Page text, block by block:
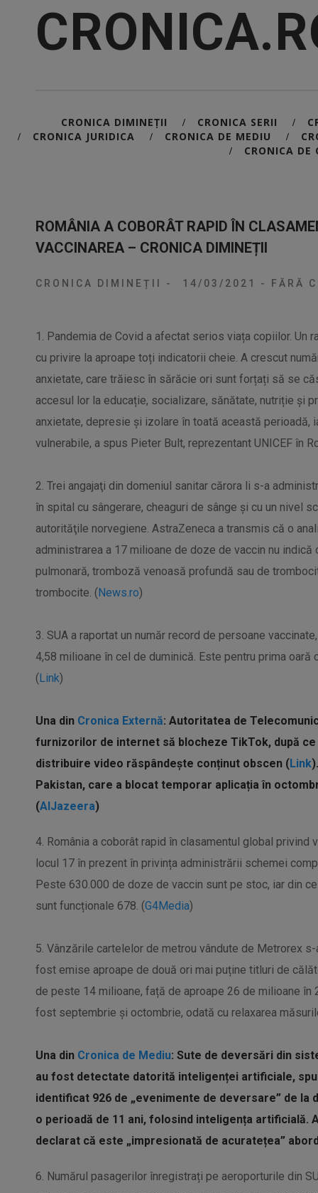
CRONICA DIMINEȚII / CRONICA SERII /
/ CRONICA JURIDICA / CRONICA DE MEDIU /
/ CRONICA DE
ROMÂNIA A COBORÂT RAPID ÎN
VACCINAREA – CRONICA DIMINEȚII
CRONICA DIMINEȚII - 14/03/2021 - FĂRĂ
1. Pandemia de Covid a afectat serios viața copiilor. Un
cu privire la aproape toți indicatorii cheie. A crescut
anxietate, care trăiesc în sărăcie ori sunt forțați să se
accesul lor la educație, socializare, sănătate, nutriție și
anxietate, depresie și izolare în toată această
vulnerabile, a spus Pieter Bult, reprezentant UNICEF în
2. Trei angajaţi din domeniul sanitar cărora li s-a
în spital cu sângerare, cheaguri de sânge şi cu un nivel
autorităţile norvegiene. AstraZeneca a transmis că o
administrarea a 17 milioane de doze de vaccin nu
pulmonară, tromboză venoasă profundă sau de
trombocite. (News.ro)
3. SUA a raportat un număr record de persoane
4,58 milioane în cel de duminică. Este pentru prima
(Link)
Una din Cronica Externă: Autoritatea de
furnizorilor de internet să blocheze TikTok, după
distribuire video răspândește conținut obscen (Link
Pakistan, care a blocat temporar aplicația în
(AlJazeera)
4. România a coborât rapid în clasamentul global privind
locul 17 în prezent în privința administrării schemei
Peste 630.000 de doze de vaccin sunt pe stoc, iar din
sunt funcționale 678. (G4Media)
5. Vânzările cartelelor de metrou vândute de Metrorex
fost emise aproape de două ori mai puține titluri de
de peste 14 milioane, față de aproape 26 de milioane în
fost septembrie și octombrie, odată cu relaxarea
Una din Cronica de Mediu: Sute de deversări din
au fost detectate datorită inteligenței artificiale,
identificat 926 de „evenimente de deversare” de la
o perioadă de 11 ani, folosind inteligența artificială.
declarat că este „impresionată de acuratețea”
6. Numărul pasagerilor înregistrați pe aeroporturile din